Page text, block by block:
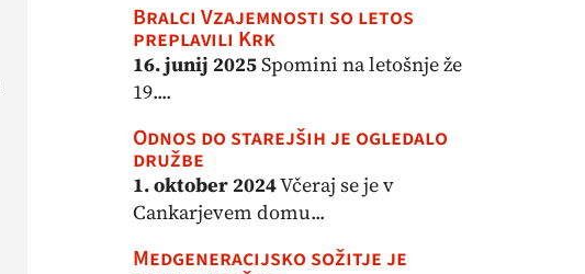
Bralci Vzajemnosti so letos
preplavili Krk
16. junij 2025Spomini na letošnje že
19....
Odnos do starejših je ogledalo
družbe
1. oktober 2024Včeraj se je v
Cankarjevem domu...
Medgeneracijsko sožitje je